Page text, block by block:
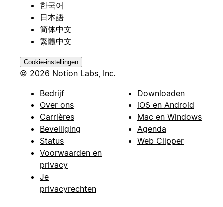
한국어
日本語
简体中文
繁體中文
Cookie-instellingen
© 2026 Notion Labs, Inc.
Bedrijf
Over ons
Carrières
Beveiliging
Status
Voorwaarden en
privacy
Je
privacyrechten
Downloaden
iOS en Android
Mac en Windows
Agenda
Web Clipper